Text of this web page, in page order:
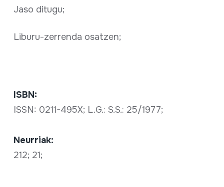
Jaso ditugu;
Liburu-zerrenda osatzen;
ISBN:
ISSN: 0211-495X; L.G.: S.S.: 25/1977;
Neurriak:
212; 21;